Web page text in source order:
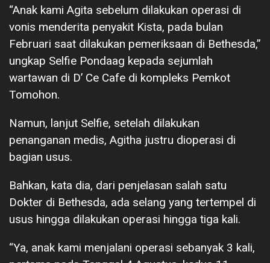
“Anak kami Agita sebelum dilakukan operasi di
vonis menderita penyakit Kista, pada bulan
Februari saat dilakukan pemeriksaan di Bethesda,”
ungkap Selfie Pondaag kepada sejumlah
wartawan di D’ Ce Cafe di kompleks Pemkot
Tomohon.
Namun, lanjut Selfie, setelah dilakukan
penanganan medis, Agitha justru dioperasi di
bagian usus.
Bahkan, kata dia, dari penjelasan salah satu
Dokter di Bethesda, ada selang yang tertempel di
usus hingga dilakukan operasi hingga tiga kali.
“Ya, anak kami menjalani operasi sebanyak 3 kali,